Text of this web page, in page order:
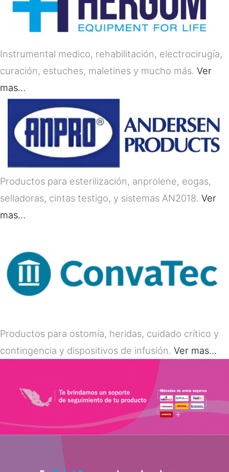
Instrumental medico, rehabilitación, electrocirugía,
curación, estuches, maletines y mucho más. Ver
mas…
Productos para esterilización, anprolene, eogas,
selladoras, cintas testigo, y sistemas AN2018. Ver
mas…
Productos para ostomía, heridas, cuidado crítico y
contingencia y dispositivos de infusión. Ver mas…